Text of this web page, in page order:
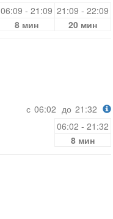
06:09 - 21:09 21:09 - 22:09
8 мин
20 мин
с 06:02 до 21:32
06:02 - 21:32
8 мин